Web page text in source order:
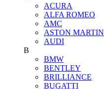
ACURA
ALFA ROMEO
AMC
ASTON MARTIN
AUDI
B
BMW
BENTLEY
BRILLIANCE
BUGATTI